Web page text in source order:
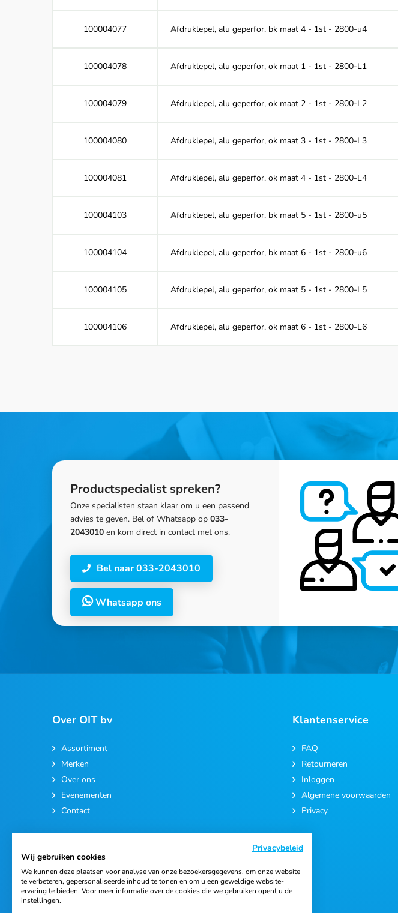
100004077 Afdruklepel, alu geperfor, bk maat 4 - 1st - 2800-u4
100004078 Afdruklepel, alu geperfor, ok maat 1 - 1st - 2800-L1
100004079 Afdruklepel, alu geperfor, ok maat 2 - 1st - 2800-L2
100004080 Afdruklepel, alu geperfor, ok maat 3 - 1st - 2800-L3
100004081 Afdruklepel, alu geperfor, ok maat 4 - 1st - 2800-L4
100004103 Afdruklepel, alu geperfor, bk maat 5 - 1st - 2800-u5
100004104 Afdruklepel, alu geperfor, bk maat 6 - 1st - 2800-u6
100004105 Afdruklepel, alu geperfor, ok maat 5 - 1st - 2800-L5
100004106 Afdruklepel, alu geperfor, ok maat 6 - 1st - 2800-L6
Productspecialist spreken?
Onze specialisten staan klaar om u een passend
advies te geven. Bel of Whatsapp op 033-
2043010 en kom direct in contact met ons.
Bel naar 033-2043010
Whatsapp ons
Over OIT bv
Assortiment
Merken
Over ons
Evenementen
Contact
Klantenservice
FAQ
Retourneren
Inloggen
Algemene voorwaarden
Privacy
© 2026 Ortho Import & Trading B.V.
Privacybeleid
Wij gebruiken cookies
We kunnen deze plaatsen voor analyse van onze bezoekersgegevens, om onze website
te verbeteren, gepersonaliseerde inhoud te tonen en om u een geweldige website-
ervaring te bieden. Voor meer informatie over de cookies die we gebruiken opent u de
instellingen.